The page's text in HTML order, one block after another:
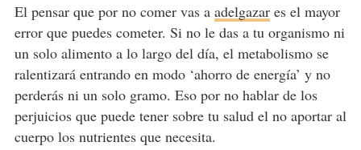
El pensar que por no comer vas a adelgazares el mayor
error que puedes cometer. Si no le das a tu organismo ni
un solo alimento a lo largo del día, el metabolismo se
ralentizará entrando en modo ‘ahorro de energía’ y no
perderás ni un solo gramo. Eso por no hablar de los
perjuicios que puede tener sobre tu salud el no aportar al
cuerpo los nutrientes que necesita.